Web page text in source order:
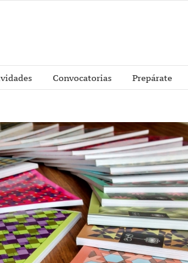
Convocatorias Prepárate